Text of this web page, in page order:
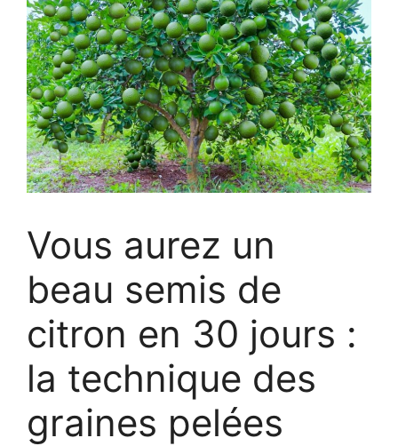
Vous aurez un
beau semis de
citron en 30 jours :
la technique des
graines pelées